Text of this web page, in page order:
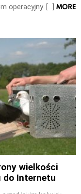
operacyjny. […] MORE
wielkości
do Internetu